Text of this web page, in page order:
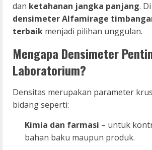
dan ketahanan jangka panjang.
densimeter Alfamirage
terbaik menjadi pilihan unggulan.
Mengapa Densimeter
Laboratorium?
Densitas merupakan parameter
bidang seperti:
Kimia dan farmasi – untuk
bahan baku maupun produk.